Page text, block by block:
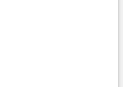
architectural